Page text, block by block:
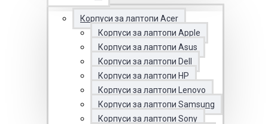
Корпуси за лаптопи Acer
Корпуси за лаптопи Apple
Корпуси за лаптопи Asus
Корпуси за лаптопи Dell
Корпуси за лаптопи HP
Корпуси за лаптопи Lenovo
Корпуси за лаптопи Samsung
Корпуси за лаптопи Sony